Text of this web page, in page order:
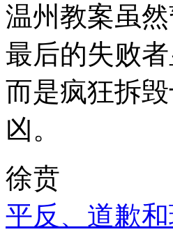
温州教案虽
最后的失败
而是疯狂拆
凶。
徐贲
平反、道歉